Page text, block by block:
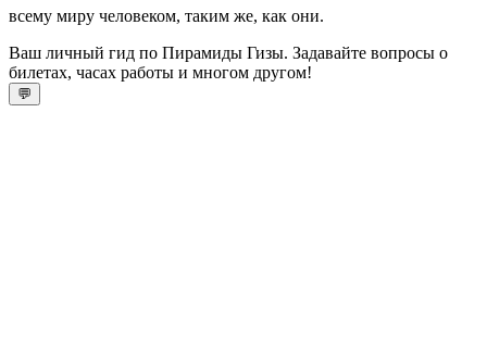
всему миру человеком, таким же, как они.
Ваш личный гид по Пирамиды Гизы. Задавайте вопросы о
билетах, часах работы и многом другом!
💬